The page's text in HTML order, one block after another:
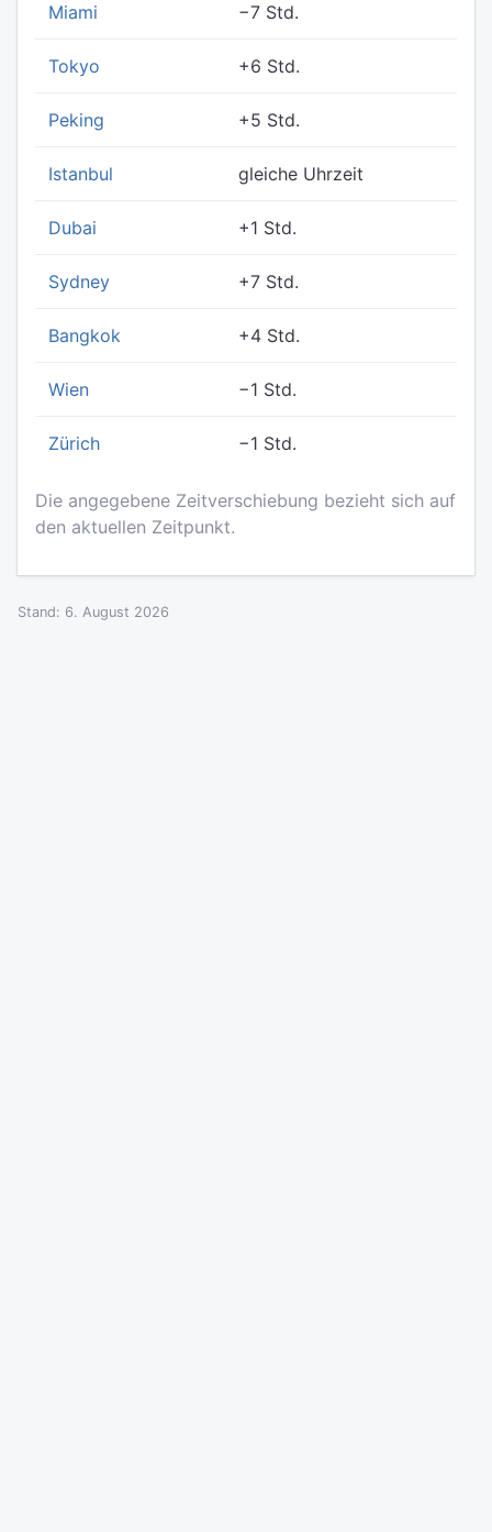
Miami −7 Std.
Tokyo +6 Std.
Peking +5 Std.
Istanbul gleiche Uhrzeit
Dubai +1 Std.
Sydney +7 Std.
Bangkok +4 Std.
Wien −1 Std.
Zürich −1 Std.
Die angegebene Zeitverschiebung bezieht sich auf
den aktuellen Zeitpunkt.
Stand: 6. August 2026